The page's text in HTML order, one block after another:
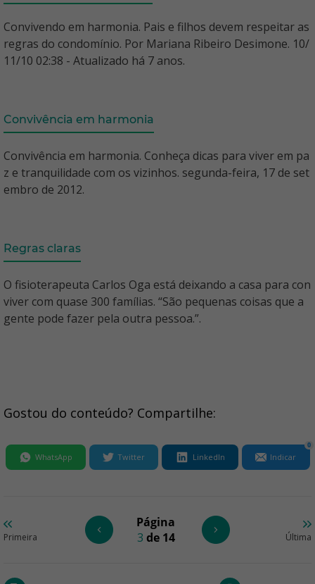
Convivendo em harmonia. Pais e filhos devem respeitar as
regras do condomínio. Por Mariana Ribeiro Desimone. 10/
11/10 02:38 - Atualizado há 7 anos.
Convivência em harmonia
Convivência em harmonia. Conheça dicas para viver em pa
z e tranquilidade com os vizinhos. segunda-feira, 17 de set
embro de 2012.
Regras claras
O fisioterapeuta Carlos Oga está deixando a casa para con
viver com quase 300 famílias. “São pequenas coisas que a
gente pode fazer pela outra pessoa.”.
Gostou do conteúdo? Compartilhe:
WhatsApp Twitter LinkedIn Indicar
0
Primeira
Página
3 de 14 Última